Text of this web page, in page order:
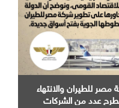
مصر للطيران والانتهاء
عدد من الشركات